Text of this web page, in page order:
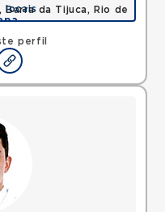
perfil
Barra da Tijuca, Rio de
locais